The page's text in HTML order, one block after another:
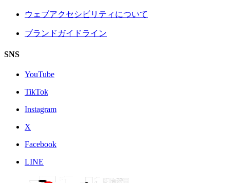
ウェブアクセシビリティについて
ブランドガイドライン
SNS
YouTube
TikTok
Instagram
X
Facebook
LINE